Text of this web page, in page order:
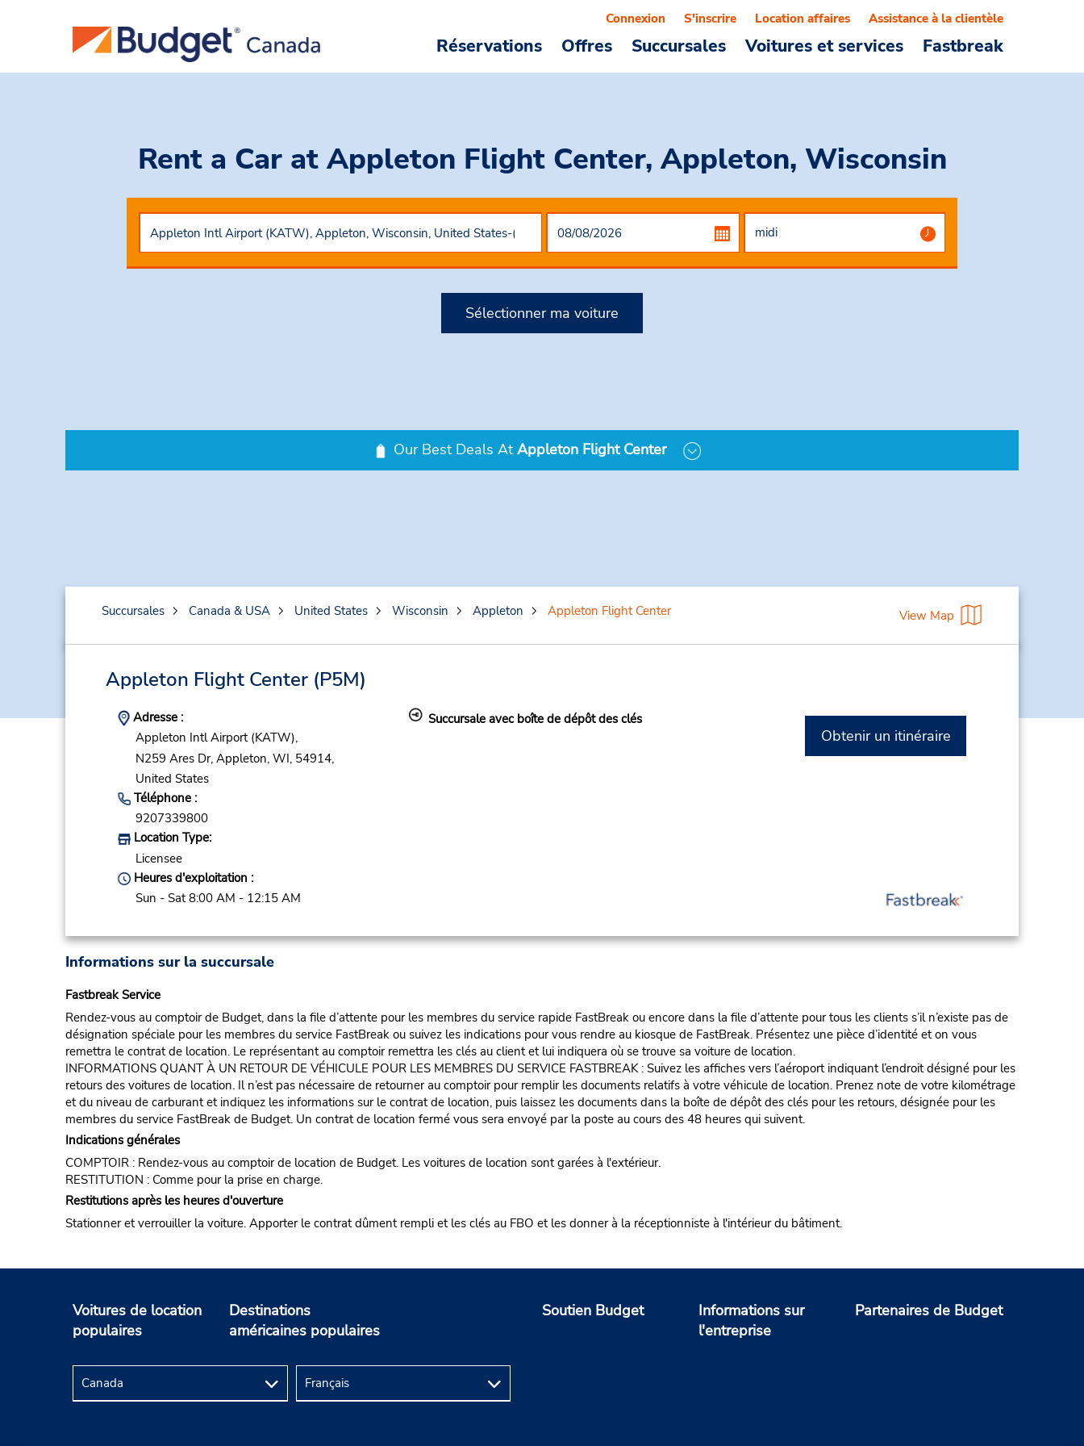
Réservations Offres Succursales Voitures et services Fastbreak
Connexion S'inscrire Location affaires Assistance à la clientèle
Rent a Car at Appleton Flight Center, Appleton, Wisconsin
Sélectionner ma voiture
Our Best Deals AtAppleton Flight Center
Succursales Canada & USA United States Wisconsin Appleton Appleton Flight Center View Map
Appleton Flight Center(P5M)
Adresse :
Appleton Intl Airport (KATW),
N259 Ares Dr, Appleton, WI, 54914,
United States
Téléphone :
9207339800
Location Type:
Licensee
Heures d'exploitation :
Sun - Sat 8:00 AM - 12:15 AM
Succursale avec boîte de dépôt des clés
Obtenir un itinéraire
Informations sur la succursale
Fastbreak Service
Rendez-vous au comptoir de Budget, dans la file d’attente pour les membres du service rapide FastBreak ou encore dans la file d’attente pour tous les clients s’il n’existe pas de
désignation spéciale pour les membres du service FastBreak ou suivez les indications pour vous rendre au kiosque de FastBreak. Présentez une pièce d’identité et on vous
remettra le contrat de location. Le représentant au comptoir remettra les clés au client et lui indiquera où se trouve sa voiture de location.
INFORMATIONS QUANT À UN RETOUR DE VÉHICULE POUR LES MEMBRES DU SERVICE FASTBREAK : Suivez les affiches vers l’aéroport indiquant l’endroit désigné pour les
retours des voitures de location. Il n’est pas nécessaire de retourner au comptoir pour remplir les documents relatifs à votre véhicule de location. Prenez note de votre kilométrage
et du niveau de carburant et indiquez les informations sur le contrat de location, puis laissez les documents dans la boîte de dépôt des clés pour les retours, désignée pour les
membres du service FastBreak de Budget. Un contrat de location fermé vous sera envoyé par la poste au cours des 48 heures qui suivent.
Indications générales
COMPTOIR : Rendez-vous au comptoir de location de Budget. Les voitures de location sont garées à l'extérieur.
RESTITUTION : Comme pour la prise en charge.
Restitutions après les heures d'ouverture
Stationner et verrouiller la voiture. Apporter le contrat dûment rempli et les clés au FBO et les donner à la réceptionniste à l'intérieur du bâtiment.
Voitures de location
populaires
Destinations
américaines populaires
Soutien Budget
Informations sur
l'entreprise
Partenaires de Budget